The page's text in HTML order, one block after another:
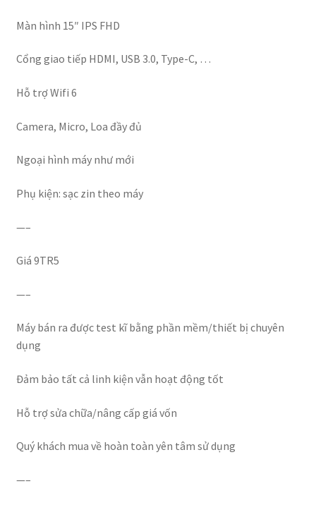
Màn hình 15″ IPS FHD
Cổng giao tiếp HDMI, USB 3.0, Type-C, …
Hỗ trợ Wifi 6
Camera, Micro, Loa đầy đủ
Ngoại hình máy như mới
Phụ kiện: sạc zin theo máy
—–
Giá 9TR5
—–
Máy bán ra được test kĩ bằng phần mềm/thiết bị chuyên
dụng
Đảm bảo tất cả linh kiện vẫn hoạt động tốt
Hỗ trợ sửa chữa/nâng cấp giá vốn
Quý khách mua về hoàn toàn yên tâm sử dụng
—–